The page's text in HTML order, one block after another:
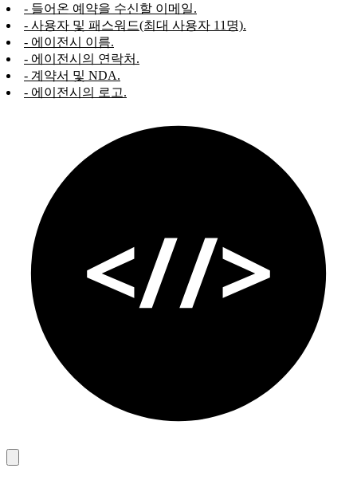
- 들어온 예약을 수신할 이메일.
- 사용자 및 패스워드(최대 사용자 11명).
- 에이전시 이름.
- 에이전시의 연락처.
- 계약서 및 NDA.
- 에이전시의 로고.